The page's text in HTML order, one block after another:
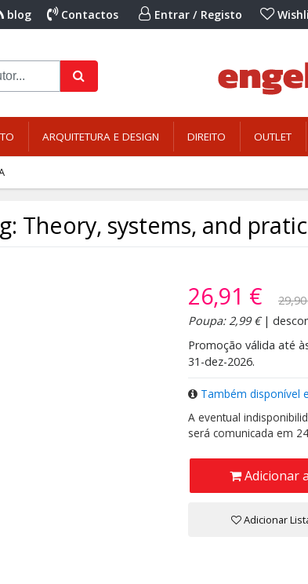
blog Contactos Entrar / Registo
ARQUITETURA E DESIGN DIREITO OUTLET
Theory, systems, and
26,91 €
Poupa: 2,99 €|
Promoção válida até
31-dez-2026.
Também disponível
A eventual
será comunicada em
Adicionar
Adicionar